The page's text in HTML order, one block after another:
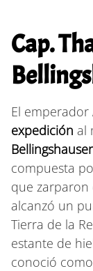
Cap.
El
expedición al
compuesta
que zarparon
alcanzó un
Tierra de la
estante de
conoció